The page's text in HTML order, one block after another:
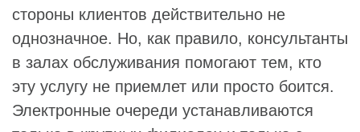
стороны клиентов действительно не
однозначное. Но, как правило, консультанты
в залах обслуживания помогают тем, кто
эту услугу не приемлет или просто боится.
Электронные очереди устанавливаются